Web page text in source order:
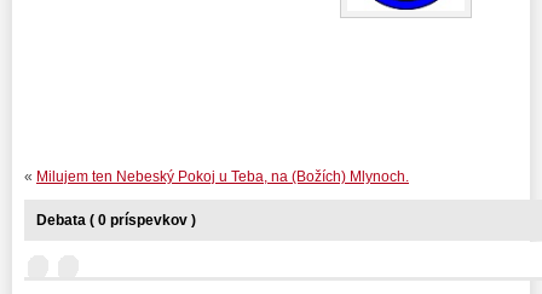
« Milujem ten Nebeský Pokoj u Teba, na (Božích) Mlynoch.
Debata ( 0 príspevkov )